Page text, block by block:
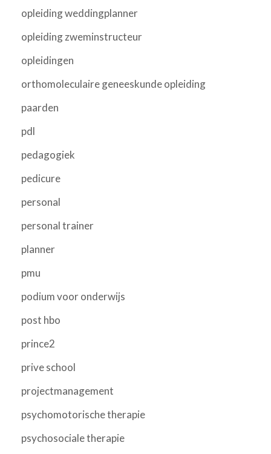
opleiding weddingplanner
opleiding zweminstructeur
opleidingen
orthomoleculaire geneeskunde opleiding
paarden
pdl
pedagogiek
pedicure
personal
personal trainer
planner
pmu
podium voor onderwijs
post hbo
prince2
prive school
projectmanagement
psychomotorische therapie
psychosociale therapie